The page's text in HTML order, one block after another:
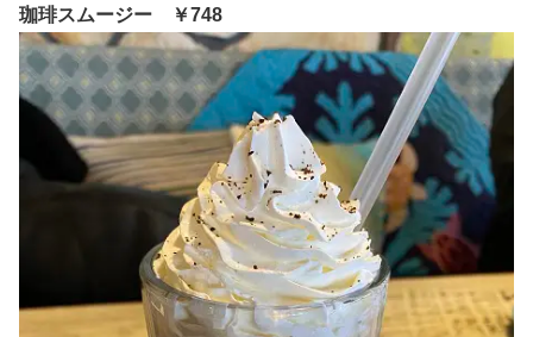
珈琲スムージー ￥748